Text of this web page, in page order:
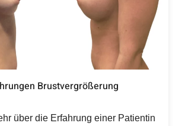
Brustvergrößerung
über die Erfahrung einer Patientin